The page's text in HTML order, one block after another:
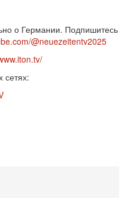
о Германии. Подпишитесь
@neuezeitentv2025
сетях: